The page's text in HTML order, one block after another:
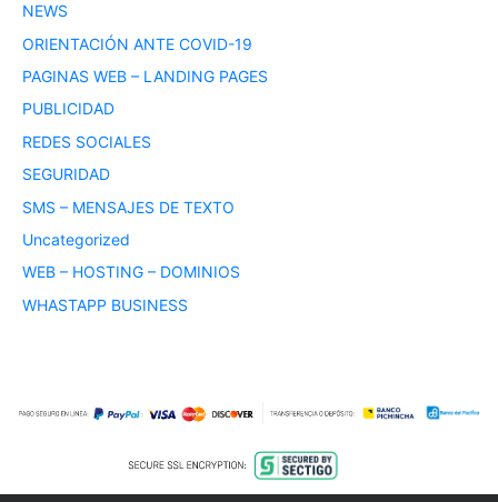
NEWS
ORIENTACIÓN ANTE COVID-19
PAGINAS WEB – LANDING PAGES
PUBLICIDAD
REDES SOCIALES
SEGURIDAD
SMS – MENSAJES DE TEXTO
Uncategorized
WEB – HOSTING – DOMINIOS
WHASTAPP BUSINESS